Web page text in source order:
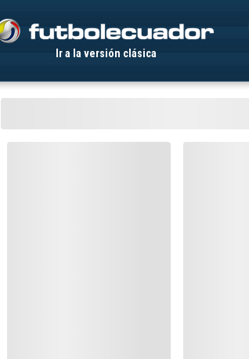
Ir a la versión clásica